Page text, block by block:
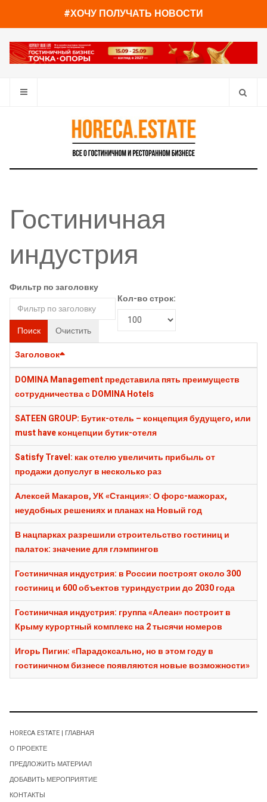
#ХОЧУ ПОЛУЧАТЬ НОВОСТИ
Гостиничная
индустрия
Фильтр по заголовку
Поиск Очистить
Кол-во строк:
Заголовок
DOMINA Management представила пять преимуществ
сотрудничества с DOMINA Hotels
SATEEN GROUP: Бутик-отель – концепция будущего, или
must have концепции бутик-отеля
Satisfy Travel: как отелю увеличить прибыль от
продажи допуслуг в несколько раз
Алексей Макаров, УК «Станция»: О форс-мажорах,
неудобных решениях и планах на Новый год
В нацпарках разрешили строительство гостиниц и
палаток: значение для глэмпингов
Гостиничная индустрия: в России построят около 300
гостиниц и 600 объектов туриндустрии до 2030 года
Гостиничная индустрия: группа «Алеан» построит в
Крыму курортный комплекс на 2 тысячи номеров
Игорь Пигин: «Парадоксально, но в этом году в
гостиничном бизнесе появляются новые возможности»
HORECA ESTATE | ГЛАВНАЯ
О ПРОЕКТЕ
ПРЕДЛОЖИТЬ МАТЕРИАЛ
ДОБАВИТЬ МЕРОПРИЯТИЕ
КОНТАКТЫ